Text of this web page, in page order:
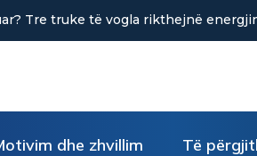
uljen e stresit?
dhe zhvillim Të